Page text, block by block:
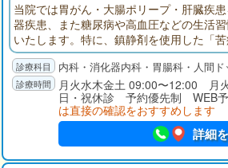
当院では胃がん・大腸ポリープ・肝臓疾
器疾患、また糖尿病や高血圧などの生活
いたします。特に、鎮静剤を使用した「
ラ・大腸カメラ」に力を入れており、安
ただける体制を整えています。腹部エコー
可能です。完全個室での前処置や、検査
もご用意し、プライバシーとリラックス
ています。
内科・消化器内科・胃腸科・人間
月火水木金土 09:00〜12:00 月
日・祝休診 予約優先制 WEB
は直接の確認をおすすめします
詳細